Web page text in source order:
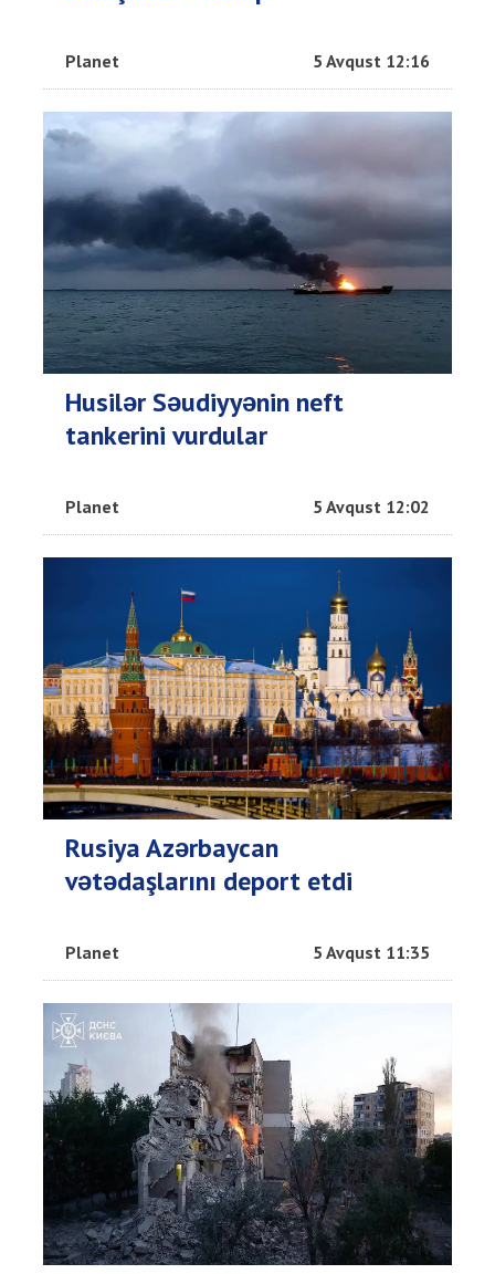
Planet 5 Avqust 12:16
Husilər Səudiyyənin neft
tankerini vurdular
Planet 5 Avqust 12:02
Rusiya Azərbaycan
vətədaşlarını deport etdi
Planet 5 Avqust 11:35